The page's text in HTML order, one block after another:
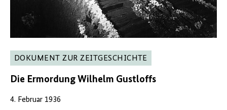
DOKUMENT ZUR ZEITGESCHICHTE
Die Ermordung Wilhelm Gustloffs
4. Februar 1936